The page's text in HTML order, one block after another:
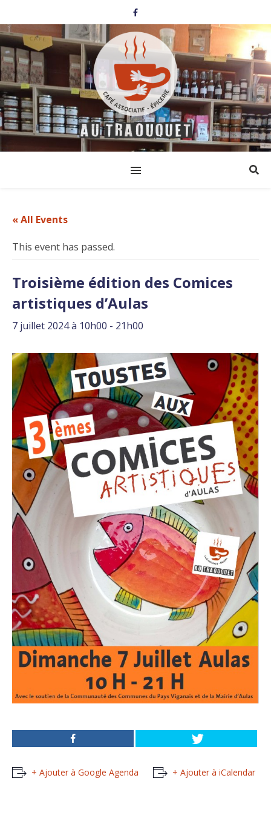
« All Events
This event has passed.
Troisième édition des Comices
artistiques d’Aulas
7 juillet 2024 à 10h00 - 21h00
+ Ajouter à Google Agenda + Ajouter à iCalendar